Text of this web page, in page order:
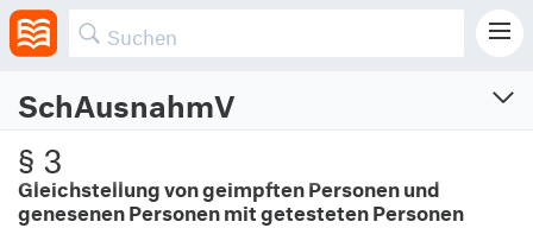
SchAusnahmV
Ausnahmenverordnung
Verordnung zur Regelung von Erleichterungen und Ausnahmen von
Schutzmaßnahmen zur Verhinderung der Verbreitung von COVID-19
2019 (COVID-19) erlassen hat.
§ 3
Gleichstellung von geimpften Personen und
genesenen Personen mit getesteten Personen